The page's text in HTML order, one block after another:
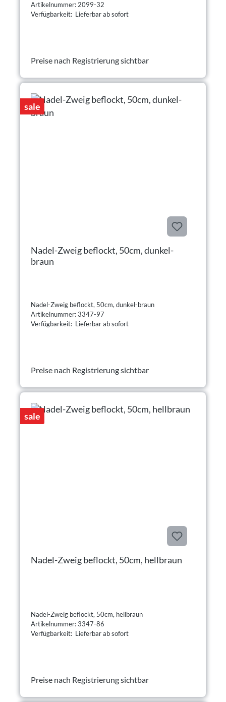
Artikelnummer: 2099-32
Verfügbarkeit: Lieferbar ab sofort
Preise nach Registrierung sichtbar
sale
Nadel-Zweig beflockt, 50cm, dunkel-
braun
Nadel-Zweig beflockt, 50cm, dunkel-braun
Artikelnummer: 3347-97
Verfügbarkeit: Lieferbar ab sofort
Preise nach Registrierung sichtbar
sale
Nadel-Zweig beflockt, 50cm, hellbraun
Nadel-Zweig beflockt, 50cm, hellbraun
Artikelnummer: 3347-86
Verfügbarkeit: Lieferbar ab sofort
Preise nach Registrierung sichtbar